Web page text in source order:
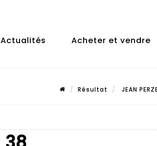
Actualités Acheter et vendre
Résultat JEAN